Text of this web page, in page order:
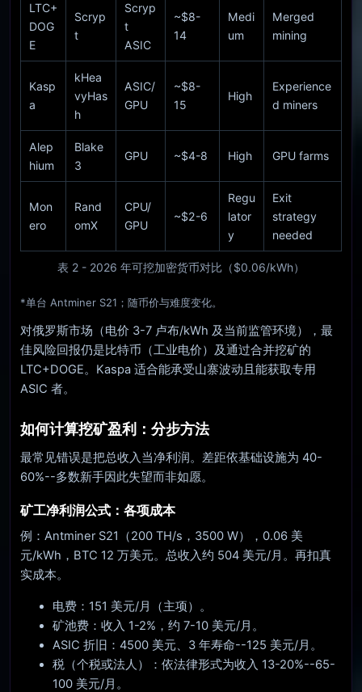
表 2 - 2026 年可挖加密货币对比（$0.06/kWh）
LTC+
DOG
E
Scryp
t
Scryp
t
ASIC
~$8-
14
Medi
um
Merged
mining
Kasp
a
kHea
vyHas
h
ASIC/
GPU
~$8-
15
High
Experience
d miners
Alep
hium
Blake
3
GPU ~$4-8 High GPU farms
Mon
ero
Rand
omX
CPU/
GPU
~$2-6
Regu
lator
y
Exit
strategy
needed
*单台 Antminer S21；随币价与难度变化。
对俄罗斯市场（电价 3-7 卢布/kWh 及当前监管环境），最
佳风险回报仍是比特币（工业电价）及通过合并挖矿的
LTC+DOGE。Kaspa 适合能承受山寨波动且能获取专用
ASIC 者。
如何计算挖矿盈利：分步方法
最常见错误是把总收入当净利润。差距依基础设施为 40-
60%--多数新手因此失望而非如愿。
矿工净利润公式：各项成本
例：Antminer S21（200 TH/s，3500 W），0.06 美
元/kWh，BTC 12 万美元。总收入约 504 美元/月。再扣真
实成本。
电费：151 美元/月（主项）。
矿池费：收入 1-2%，约 7-10 美元/月。
ASIC 折旧：4500 美元、3 年寿命--125 美元/月。
税（个税或法人）：依法律形式为收入 13-20%--65-
100 美元/月。